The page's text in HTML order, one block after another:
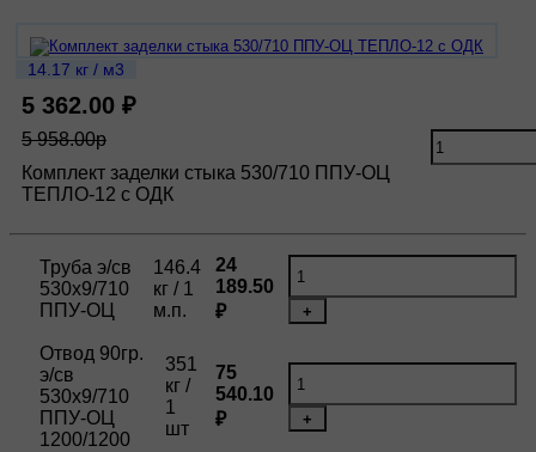
14.17 кг / м3
5 362.00 ₽
5 958.00р
Комплект заделки стыка 530/710 ППУ-ОЦ
ТЕПЛО-12 с ОДК
Труба э/св
530х9/710
ППУ-ОЦ
146.4
кг / 1
м.п.
24
189.50
₽
+
Отвод 90гр.
э/св
530х9/710
ППУ-ОЦ
1200/1200
351
кг /
1
шт
75
540.10
₽
+